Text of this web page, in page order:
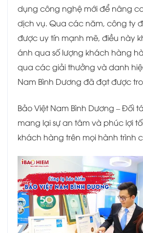
dụng công nghệ mới để nâng
dịch vụ. Qua các năm, công ty
được uy tín mạnh mẽ, điều này
ánh qua số lượng khách hàng
qua các giải thưởng và danh
Nam Bình Dương đã đạt được
Bảo Việt Nam Bình Dương – Đối
mang lại sự an tâm và phúc lợi
khách hàng trên mọi hành trình